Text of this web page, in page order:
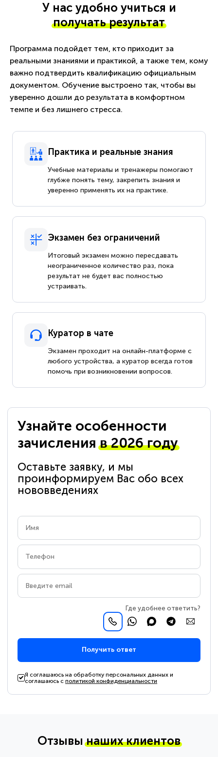
У нас удобно учиться и
получать результат
Программа подойдет тем, кто приходит за
реальными знаниями и практикой, а также тем, кому
важно подтвердить квалификацию официальным
документом. Обучение выстроено так, чтобы вы
уверенно дошли до результата в комфортном
темпе и без лишнего стресса.
Практика и реальные знания
Учебные материалы и тренажеры помогают
глубже понять тему, закрепить знания и
уверенно применять их на практике.
Экзамен без ограничений
Итоговый экзамен можно пересдавать
неограниченное количество раз, пока
результат не будет вас полностью
устраивать.
Куратор в чате
Экзамен проходит на онлайн-платформе с
любого устройства, а куратор всегда готов
помочь при возникновении вопросов.
Узнайте особенности
зачисленияв 2026 году
Оставьте заявку, и мы
проинформируем Вас обо всех
нововведениях
Где удобнее ответить?
Получить ответ
Я соглашаюсь на обработку персональных данных и
соглашаюсь сполитикой конфиденциальности
Отзывынаших клиентов